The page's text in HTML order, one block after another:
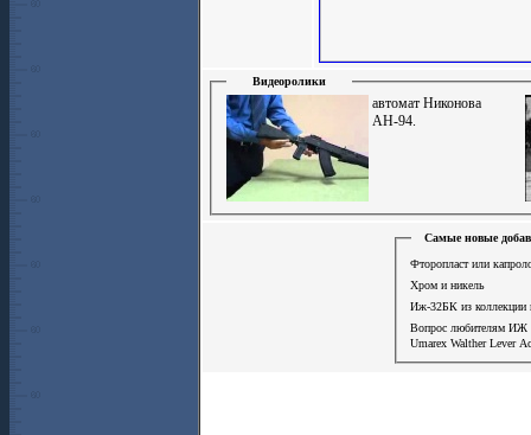
Видеоролики
автомат Никонова
АН-94.
Самые новые
Фторопласт или
Хром и никель
Иж-32БК из коллекции
Вопрос любителям
Umarex Walther Lever